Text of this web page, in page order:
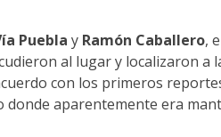
Puebla y Ramón Caballero,
al lugar y localizaron a
con los primeros
donde aparentemente era